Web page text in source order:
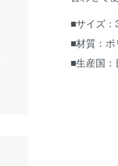
■サイズ
■材質：
■生産国：